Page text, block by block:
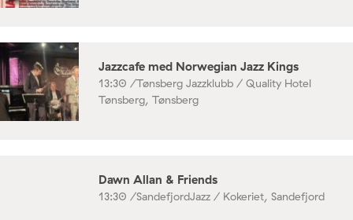
Jazzcafe med Norwegian Jazz Kings
13:30 /Tønsberg Jazzklubb / Quality Hotel
Tønsberg, Tønsberg
Dawn Allan & Friends
13:30 /SandefjordJazz / Kokeriet, Sandefjord